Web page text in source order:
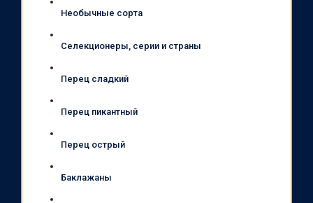
Необычные сорта
Селекционеры, серии и страны
Перец сладкий
Перец пикантный
Перец острый
Баклажаны